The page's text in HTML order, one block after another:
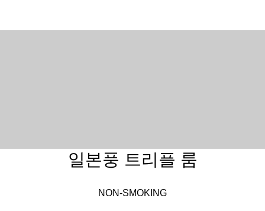
일본풍 트리플 룸
NON-SMOKING